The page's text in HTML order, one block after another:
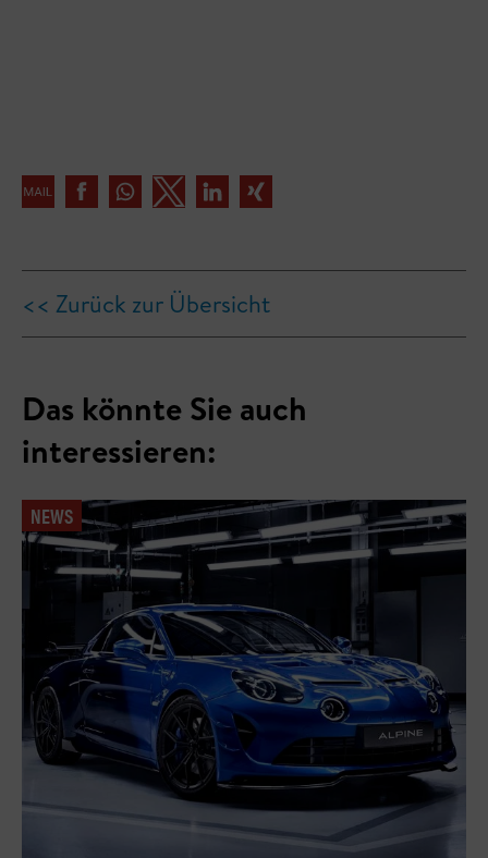
<< Zurück zur Übersicht
Das könnte Sie auch
interessieren:
NEWS